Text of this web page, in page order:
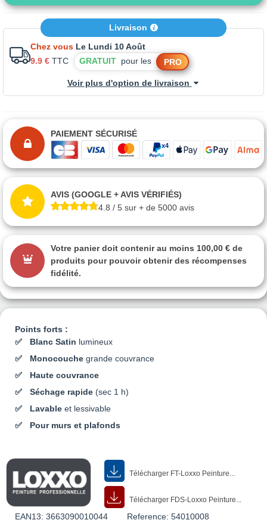
Points forts :
Blanc Satin lumineux
Monocouche grande couvrance
Haute couvrance
Séchage rapide (sec 1 h)
Lavable et lessivable
Pour murs et plafonds
Télécharger FT-Loxxo Peinture...
Télécharger FDS-Loxxo Peinture...
EAN13: 3663090010044 Reference: 54010008
Livraison
Chez vous Le Lundi 10 Août
9.9 € TTC GRATUIT pour les PRO
Voir plus d'option de livraison
PAIEMENT SÉCURISÉ
AVIS (GOOGLE + AVIS VÉRIFIÉS)
4.8 / 5 sur + de 5000 avis
Votre panier doit contenir au moins 100,00 € de
produits pour pouvoir obtenir des récompenses
fidélité.